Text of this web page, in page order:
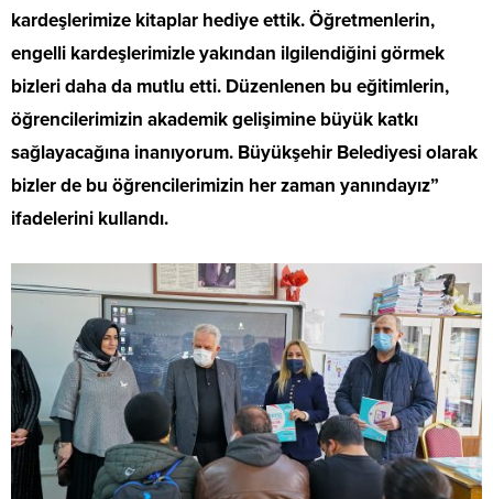
kardeşlerimize kitaplar hediye ettik. Öğretmenlerin,
engelli kardeşlerimizle yakından ilgilendiğini görmek
bizleri daha da mutlu etti. Düzenlenen bu eğitimlerin,
öğrencilerimizin akademik gelişimine büyük katkı
sağlayacağına inanıyorum. Büyükşehir Belediyesi olarak
bizler de bu öğrencilerimizin her zaman yanındayız”
ifadelerini kullandı.